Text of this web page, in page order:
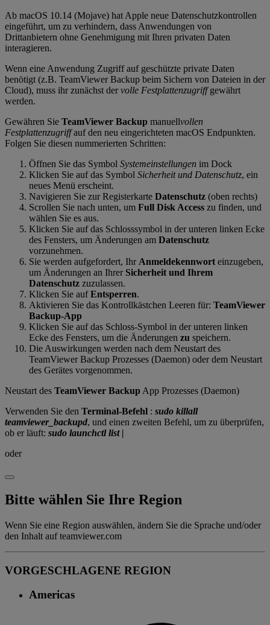
Ab macOS 10.14 (Mojave) hat Apple neue Datenschutzkontrollen
eingeführt, um zu verhindern, dass Anwendungen von
Drittanbietern ohne Genehmigung mit Ihren privaten Daten
interagieren.
Wenn eine Anwendung Zugriff auf geschützte private Daten
benötigt (z.B. TeamViewer Backup beim Sichern von Dateien in der
Cloud), muss ihr zunächst dervolle Festplattenzugriffgewährt
werden.
Gewähren Sie TeamViewer Backup manuellvollen
Festplattenzugriffauf den neu eingerichteten macOS Endpunkten.
Folgen Sie diesen nummerierten Schritten:
Öffnen Sie das Symbol Systemeinstellungen im Dock
Klicken Sie auf das Symbol Sicherheit und Datenschutz, ein
neues Menü erscheint.
Navigieren Sie zur Registerkarte Datenschutz (oben rechts)
Scrollen Sie nach unten, um Full Disk Access zu finden, und
wählen Sie es aus.
Klicken Sie auf das Schlosssymbol in der unteren linken Ecke
des Fensters, um Änderungen am Datenschutz
vorzunehmen.
Sie werden aufgefordert, Ihr Anmeldekennwort einzugeben,
um Änderungen an Ihrer Sicherheit und Ihrem
Datenschutz zuzulassen.
Klicken Sie aufEntsperren.
Aktivieren Sie das Kontrollkästchen Leeren für: TeamViewer
Backup-App
Klicken Sie auf das Schloss-Symbol in der unteren linken
Ecke des Fensters, um die Änderungen zu speichern.
Die Auswirkungen werden nach dem Neustart des
TeamViewer Backup Prozesses (Daemon) oder dem Neustart
des Gerätes vorgenommen.
Neustart des TeamViewer Backup App Prozesses (Daemon)
Verwenden Sie den Terminal-Befehl : sudo killall
teamviewer_backupd, und einen zweiten Befehl, um zu überprüfen,
ob er läuft: sudo launchctl list |
oder
Bitte wählen Sie Ihre Region
Wenn Sie eine Region auswählen, ändern Sie die Sprache und/oder
den Inhalt auf teamviewer.com
VORGESCHLAGENE REGION
Americas